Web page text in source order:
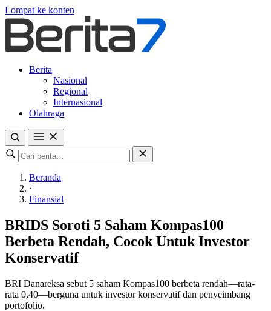
Lompat ke konten
Berita
Nasional
Regional
Internasional
Olahraga
Beranda
·
Finansial
BRIDS Soroti 5 Saham Kompas100
Berbeta Rendah, Cocok Untuk Investor
Konservatif
BRI Danareksa sebut 5 saham Kompas100 berbeta rendah—rata-
rata 0,40—berguna untuk investor konservatif dan penyeimbang
portofolio.